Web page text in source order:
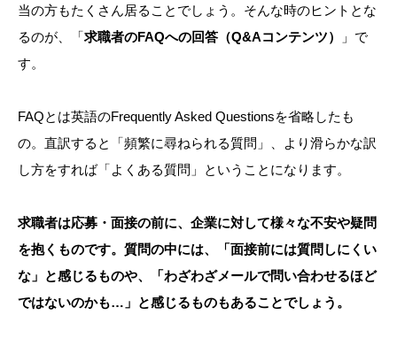
当の方もたくさん居ることでしょう。そんな時のヒントとな
るのが、「求職者のFAQへの回答（Q&Aコンテンツ）
」で
す。
FAQとは英語のFrequently Asked Questionsを省略したも
の。直訳すると「頻繁に尋ねられる質問」、より滑らかな訳
し方をすれば「よくある質問」ということになります。
求職者は応募・面接の前に、企業に対して様々な不安や疑問
を抱くものです。質問の中には、「面接前には質問しにくい
な」と感じるものや、「わざわざメールで問い合わせるほど
ではないのかも…」と感じるものもあることでしょう。